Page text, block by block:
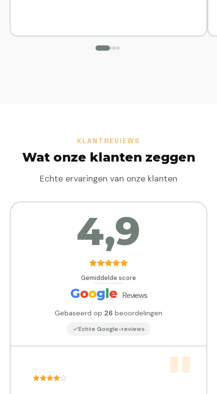
KLANTREVIEWS
Wat onze klanten zeggen
Echte ervaringen van onze klanten
4,9
Gemiddelde score
Google Reviews
Gebaseerd op 26 beoordelingen
Echte Google-reviews